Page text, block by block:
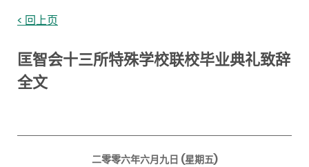
< 回上页
匡智会十三所特殊学校联校毕业典礼致辞
全文
二零零六年六月九日 (星期五)